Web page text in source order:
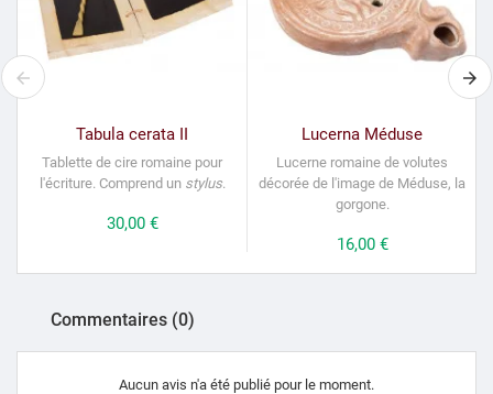
Tabula cerata II
Tablette de cire romaine pour
l'écriture. Comprend un stylus.
Prix
30,00 €
Lucerna Méduse
Lucerne romaine de volutes
décorée de l'image de Méduse, la
gorgone.
Prix
16,00 €
Commentaires (0)
Aucun avis n'a été publié pour le moment.